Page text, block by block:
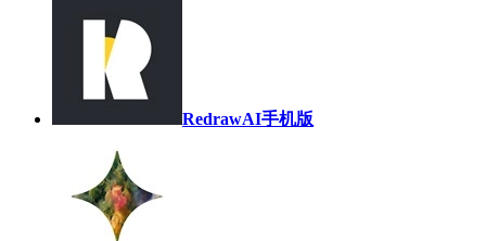
RedrawAI手机版